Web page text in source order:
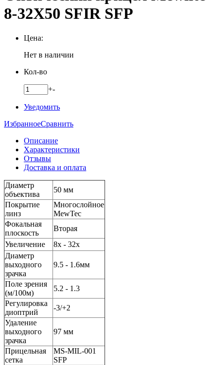
8-32X50 SFIR SFP
Цена:
Нет в наличии
Кол-во
+-
Уведомить
ИзбранноеСравнить
Описание
Характеристики
Отзывы
Доставка и оплата
Диаметр
объектива
50 мм
Покрытие
линз
Многослойное
MewTec
Фокальная
плоскость
Вторая
Увеличение
8x - 32x
Диаметр
выходного
зрачка
9.5 - 1.6мм
Поле зрения
(м/100м)
5.2 - 1.3
Регулировка
диоптрий
-3/+2
Удаление
выходного
зрачка
97 мм
Прицельная
сетка
MS-MIL-001
SFP